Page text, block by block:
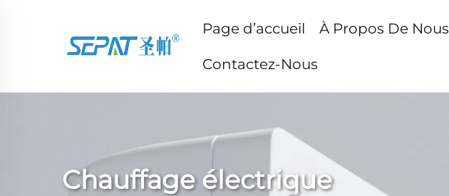
Page d’accueil À Propos De Nous
Contactez-Nous
Chauffage électrique